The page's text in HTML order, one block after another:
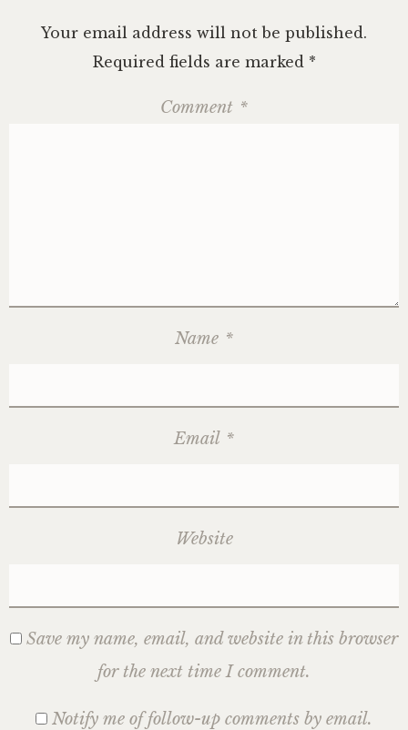
Your email address will not be published.
Required fields are marked *
Comment *
Name *
Email *
Website
Save my name, email, and website in this browser
for the next time I comment.
Notify me of follow-up comments by email.